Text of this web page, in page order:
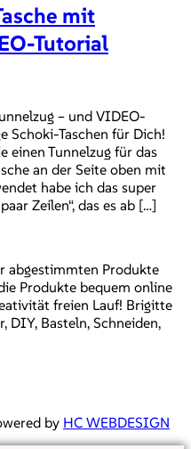
mit
Tutorial
– und VIDEO-
Schoki-Taschen für Dich!
einen Tunnelzug für das
an der Seite oben mit
habe ich das super
Zeilen“, das es ab […]
abgestimmten Produkte
Produkte bequem online
freien Lauf! Brigitte
DIY, Basteln, Schneiden,
by HC WEBDESIGN